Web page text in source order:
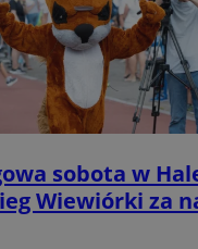
sobota w
Wiewiórki za